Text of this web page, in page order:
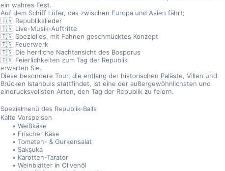
ein wahres Fest.
Auf dem Schiff Lüfer, das zwischen Europa und Asien fährt;
🇹🇷 Republikslieder
🇹🇷 Live-Musik-Auftritte
🇹🇷 Spezielles, mit Fahnen geschmücktes Konzept
🇹🇷 Feuerwerk
🇹🇷 Die herrliche Nachtansicht des Bosporus
🇹🇷 Feierlichkeiten zum Tag der Republik
erwarten Sie.
Diese besondere Tour, die entlang der historischen Paläste, Villen und
Brücken Istanbuls stattfindet, ist eine der außergewöhnlichsten und
eindrucksvollsten Arten, den Tag der Republik zu feiern.
Spezialmenü des Republik-Balls
Kalte Vorspeisen
Weißkäse
Frischer Käse
Tomaten- & Gurkensalat
Şakşuka
Karotten-Tarator
Weinblätter in Olivenöl